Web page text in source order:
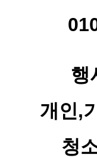
행
개인,
청